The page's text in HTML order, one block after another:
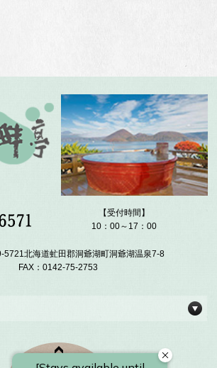
【受付時間】
10：00～17：00
北海道虻田郡洞爺湖町洞爺湖温泉7-8
FAX：0142-75-2753